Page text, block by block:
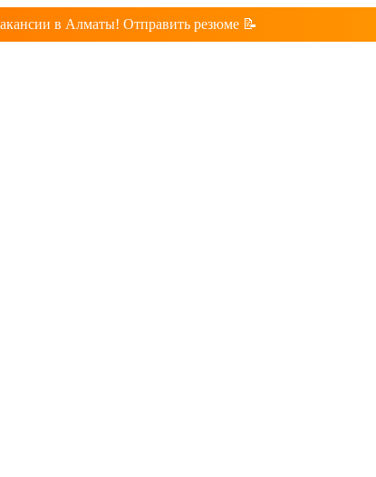
в Алматы! Отправить резюме 📝